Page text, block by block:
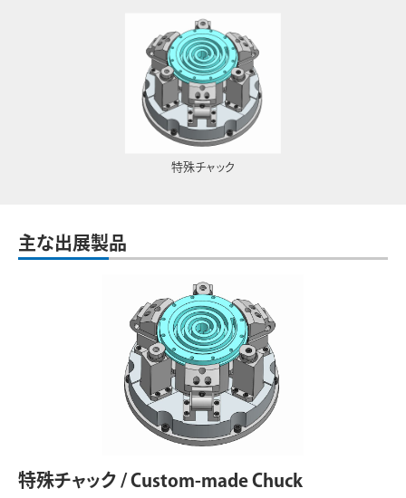
特殊チャック
主な出展製品
特殊チャック / Custom-made Chuck